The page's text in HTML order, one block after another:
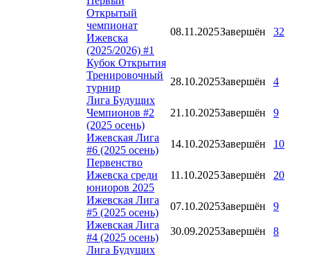
Открытый
чемпионат
Ижевска
(2025/2026) #1
Кубок Открытия
08.11.2025Завершён 32
Тренировочный
турнир
28.10.2025Завершён
4
Лига Будущих
Чемпионов #2
(2025 осень)
21.10.2025Завершён 9
Ижевская Лига
#6 (2025 осень)
14.10.2025Завершён
10
Первенство
Ижевска среди
юниоров 2025
11.10.2025Завершён 20
Ижевская Лига
#5 (2025 осень)
07.10.2025Завершён
9
Ижевская Лига
#4 (2025 осень)
30.09.2025Завершён
8
Лига Будущих